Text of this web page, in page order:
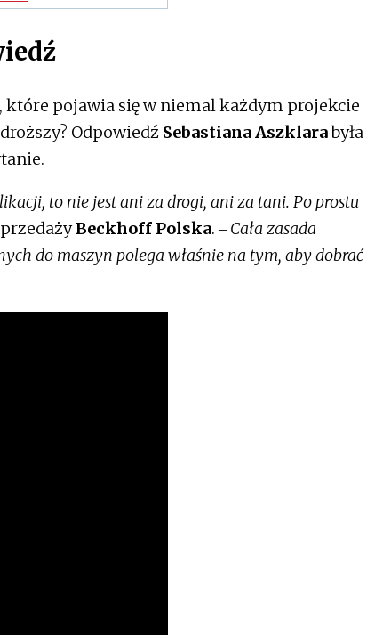
które pojawia się w niemal każdym projekcie
Odpowiedź Sebastiana Aszklarabyła
to nie jest ani za drogi, ani za tani. Po prostu
Beckhoff Polska.‒ Cała zasada
do maszyn polega właśnie na tym, aby dobrać